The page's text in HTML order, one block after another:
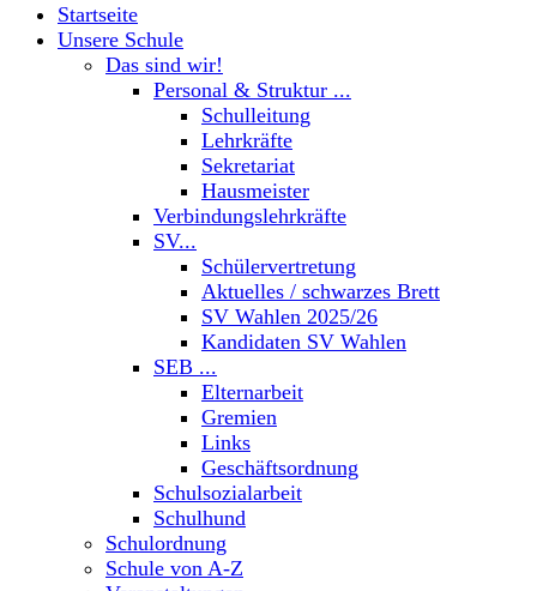
Startseite
Unsere Schule
Das sind wir!
Personal & Struktur ...
Schulleitung
Lehrkräfte
Sekretariat
Hausmeister
Verbindungslehrkräfte
SV...
Schülervertretung
Aktuelles / schwarzes Brett
SV Wahlen 2025/26
Kandidaten SV Wahlen
SEB ...
Elternarbeit
Gremien
Links
Geschäftsordnung
Schulsozialarbeit
Schulhund
Schulordnung
Schule von A-Z